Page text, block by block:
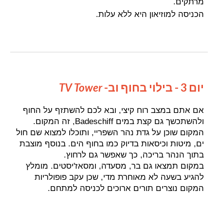
הכניסה למוזיאון היא ללא עלות.
יום 3 - בילוי בחוף וב- TV Tower
אם אתם במצב רוח קיצי, ובא לכם להשתזף על החוף
ולהשתכשך גם קצת במים Badeschiff, זה המקום.
המקום שוכן על גדת נהר השפריי, ותוכלו למצוא שם חול
ים, מיטות וכיסאות בדיוק כמו בחוף הים. בנוסף מוצבת
בתוך הנהר בריכה, כך שאפשר גם לרחוץ.
במקום תמצאו גם בר, מסעדה, ומסאז'יסטים. מומלץ
להגיע בשעה לא מאוחרת מדי, שכן עקב פופולריות
המקום נוצרים תורים ארוכים לכניסה למתחם.